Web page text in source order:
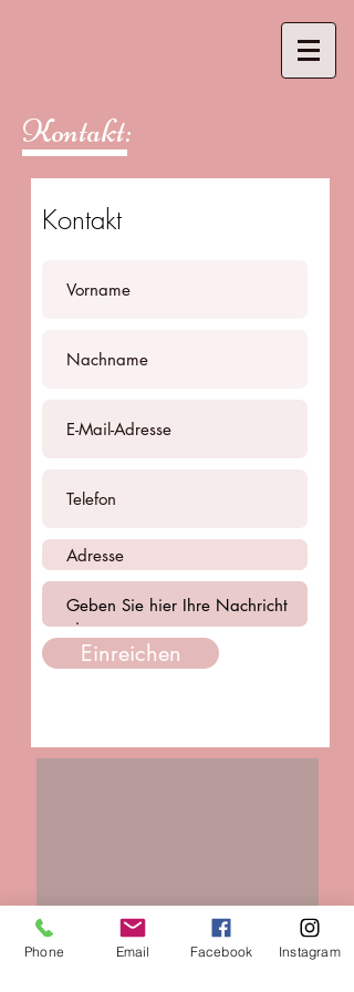
Kontakt:
Kontakt
Einreichen
Phone Email Facebook Instagram